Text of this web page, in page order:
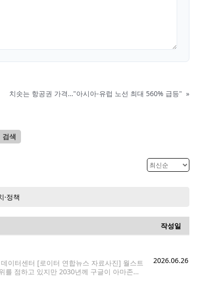
치솟는 항공권 가격…"아시아-유럽 노선 최대 560% 급등" »
검색
·정책
작성일
이터센터 [로이터 연합뉴스 자료사진] 월스트
를 점하고 있지만 2030년께 구글이 아마존을
2026.06.26